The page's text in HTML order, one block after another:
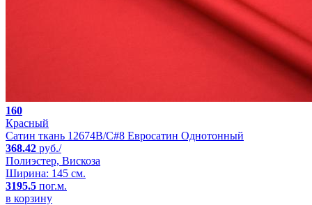
160
Красный
Сатин ткань 12674B/C#8 Евросатин Однотонный
368.42 руб./
Полиэстер, Вискоза
Ширина: 145 см.
3195.5 пог.м.
в корзину